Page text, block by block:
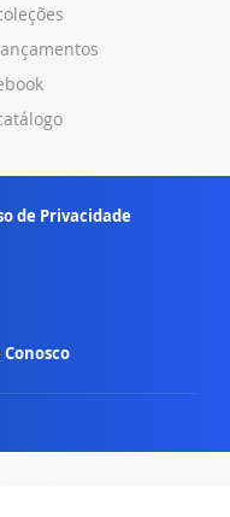
de Privacidade
Conosco